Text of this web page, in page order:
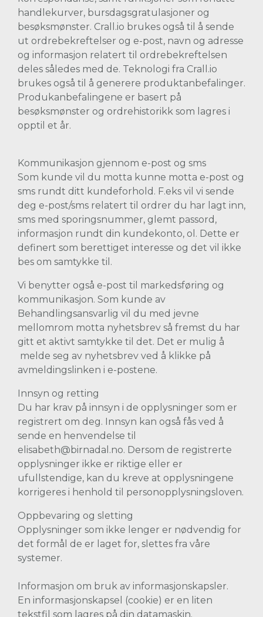
handlekurver, bursdagsgratulasjoner og
besøksmønster. Crall.io brukes også til å sende
ut ordrebekreftelser og e-post, navn og adresse
og informasjon relatert til ordrebekreftelsen
deles således med de. Teknologi fra Crall.io
brukes også til å generere produktanbefalinger.
Produkanbefalingene er basert på
besøksmønster og ordrehistorikk som lagres i
opptil et år.
Kommunikasjon gjennom e-post og sms
Som kunde vil du motta kunne motta e-post og
sms rundt ditt kundeforhold. F.eks vil vi sende
deg e-post/sms relatert til ordrer du har lagt inn,
sms med sporingsnummer, glemt passord,
informasjon rundt din kundekonto, ol. Dette er
definert som berettiget interesse og det vil ikke
bes om samtykke til.
Vi benytter også e-post til markedsføring og
kommunikasjon. Som kunde av
Behandlingsansvarlig vil du med jevne
mellomrom motta nyhetsbrev så fremst du har
gitt et aktivt samtykke til det. Det er mulig å
melde seg av nyhetsbrev ved å klikke på
avmeldingslinken i e-postene.
Innsyn og retting
Du har krav på innsyn i de opplysninger som er
registrert om deg. Innsyn kan også fås ved å
sende en henvendelse til
elisabeth@birnadal.no. Dersom de registrerte
opplysninger ikke er riktige eller er
ufullstendige, kan du kreve at opplysningene
korrigeres i henhold til personopplysningsloven.
Oppbevaring og sletting
Opplysninger som ikke lenger er nødvendig for
det formål de er laget for, slettes fra våre
systemer.
Informasjon om bruk av informasjonskapsler.
En informasjonskapsel (cookie) er en liten
tekstfil som lagres på din datamaskin.